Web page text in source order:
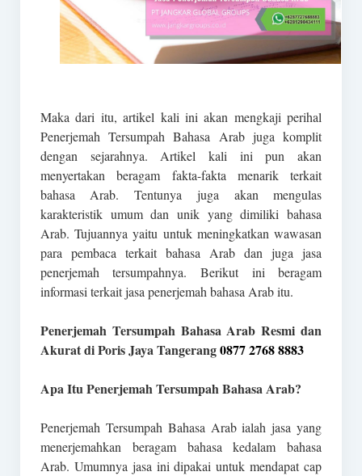
Maka dari itu, artikel kali ini akan mengkaji perihal
Penerjemah Tersumpah Bahasa Arab juga komplit
dengan sejarahnya. Artikel kali ini pun akan
menyertakan beragam fakta-fakta menarik terkait
bahasa Arab. Tentunya juga akan mengulas
karakteristik umum dan unik yang dimiliki bahasa
Arab. Tujuannya yaitu untuk meningkatkan wawasan
para pembaca terkait bahasa Arab dan juga jasa
penerjemah tersumpahnya. Berikut ini beragam
informasi terkait jasa penerjemah bahasa Arab itu.
Penerjemah Tersumpah Bahasa Arab Resmi dan
Akurat di Poris Jaya Tangerang0877 2768 8883
Apa Itu Penerjemah Tersumpah Bahasa Arab?
Penerjemah Tersumpah Bahasa Arab ialah jasa yang
menerjemahkan beragam bahasa kedalam bahasa
Arab. Umumnya jasa ini dipakai untuk mendapat cap